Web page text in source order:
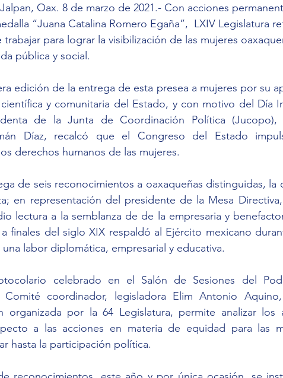
Oax. 8 de marzo de 2021.- Con acciones
“Juana Catalina Romero Egaña”,  LXIV Legislatura
para lograr la visibilización de las mujeres
pública y social.
edición de la entrega de esta presea a mujeres por su
y comunitaria del Estado, y con motivo del Día
de la Junta de Coordinación Política (Jucopo),
Díaz, recalcó que el Congreso del Estado
derechos humanos de las mujeres.
de seis reconocimientos a oaxaqueñas distinguidas, la
en representación del presidente de la Mesa
lectura a la semblanza de de la empresaria y
finales del siglo XIX respaldó al Ejército mexicano
labor diplomática, empresarial y educativa.
celebrado en el Salón de Sesiones del
Comité coordinador, legisladora Elim Antonio
organizada por la 64 Legislatura, permite analizar los
a las acciones en materia de equidad para las
hasta la participación política.